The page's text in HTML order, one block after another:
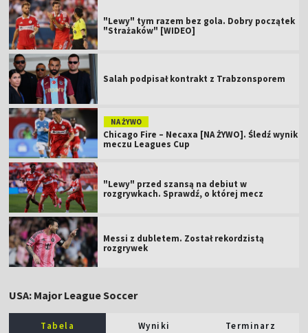
"Lewy" tym razem bez gola. Dobry początek
"Strażaków" [WIDEO]
Salah podpisał kontrakt z Trabzonsporem
NA ŻYWO
Chicago Fire – Necaxa [NA ŻYWO]. Śledź wynik
meczu Leagues Cup
"Lewy" przed szansą na debiut w
rozgrywkach. Sprawdź, o której mecz
Messi z dubletem. Został rekordzistą
rozgrywek
USA: Major League Soccer
Tabela Wyniki Terminarz